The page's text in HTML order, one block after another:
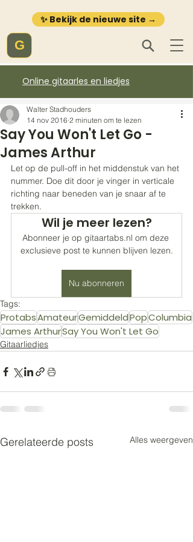
✨ Bekijk de nieuwe site →
G
Online gitaarles en liedjes
Say You Won't Let Go -
James Arthur
Walter Stadhouders
14 nov 2016 2 minuten om te lezen
Let op de pull-off in het middenstuk van het
nummer. Doe dit door je vinger in verticale
richting naar beneden van je snaar af te
trekken.
Wil je meer lezen?
Abonneer je op gitaartabs.nl om deze
exclusieve post te kunnen blijven lezen.
Nu abonneren
Tags:
ProtabsAmateurGemiddeldPopColumbia
James ArthurSay You Won't Let Go
Gitaarliedjes
Gerelateerde posts Alles weergeven